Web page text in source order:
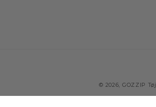
© 2026, GOZZIP Tøj